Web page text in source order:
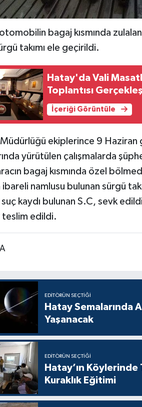
bagaj kısmında
takımı ele geçirildi.
Hatay'da Vali
Toplantısı
İçeriği Görüntüle
Müdürlüğü ekiplerince 9 Haziran
yürütülen çalışmalarda
bagaj kısmında özel
ibareli namlusu bulunan sürgü
suç kaydı bulunan S.C, sevk
teslim edildi.
EDITÖRÜN SEÇTIĞI
Hatay Semalarında
Yaşanacak
EDITÖRÜN SEÇTIĞI
Hatay’ın
Kuraklık Eğitimi